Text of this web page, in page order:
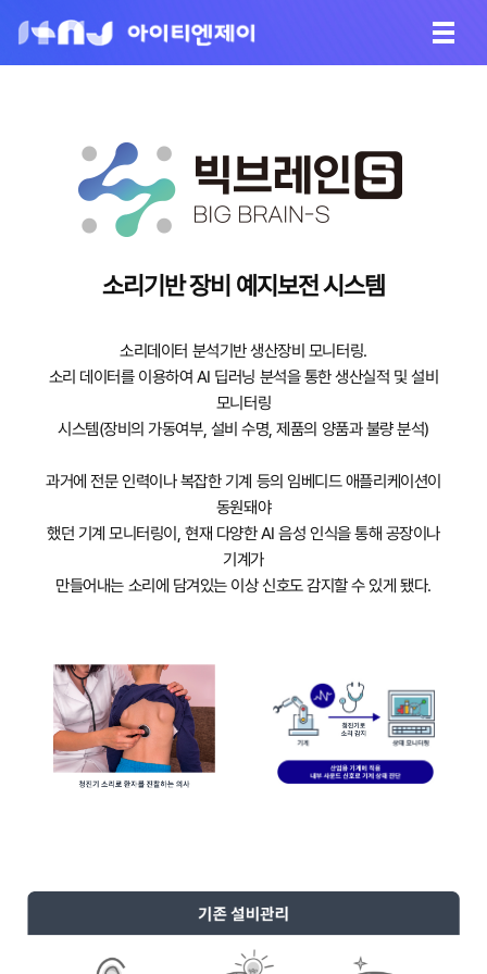
소리기반 장비 예지보전 시스템
소리데이터 분석기반 생산장비 모니터링.
소리 데이터를 이용하여 AI 딥러닝 분석을 통한 생산실적 및 설비
모니터링
시스템(장비의 가동여부, 설비 수명, 제품의 양품과 불량 분석)
과거에 전문 인력이나 복잡한 기계 등의 임베디드 애플리케이션이
동원돼야
했던 기계 모니터링이, 현재 다양한 AI 음성 인식을 통해 공장이나
기계가
만들어내는 소리에 담겨있는 이상 신호도 감지할 수 있게 됐다.